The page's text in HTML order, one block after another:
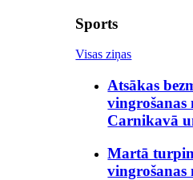
Sports
Visas ziņas
Atsākas
vingrošanas
Carnikavā
Martā
vingrošanas